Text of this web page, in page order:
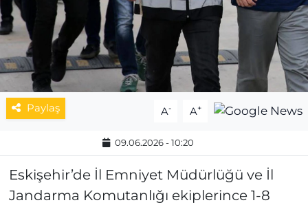
Paylaş A- A+
09.06.2026 - 10:20
Eskişehir’de İl Emniyet Müdürlüğü ve İl
Jandarma Komutanlığı ekiplerince 1-8
ESKİŞEHİRSPOR